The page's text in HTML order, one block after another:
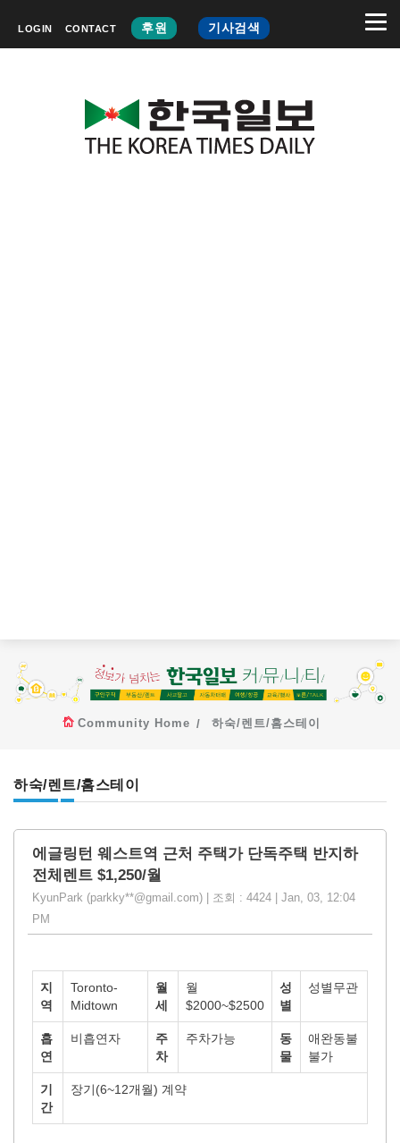
LOGIN CONTACT 후원 기사검색
Community Home 하숙/렌트/홈스테이
하숙/렌트/홈스테이
에글링턴 웨스트역 근처 주택가 단독주택 반지하
전체렌트 $1,250/월
KyunPark (parkky**@gmail.com) | 조회 : 4424 | Jan, 03, 12:04
PM
지
역
Toronto-
Midtown
월
세
월
$2000~$2500
성
별
성별무관
흡
연
비흡연자
주
차
주차가능
동
물
애완동불
불가
기
간
장기(6~12개월) 계약